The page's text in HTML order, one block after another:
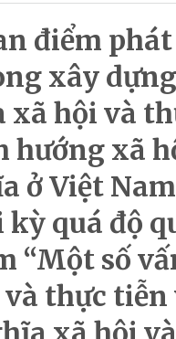
điểm
xây
xã hội và
hướng xã
ở Việt
kỳ quá độ
“Một số
thực tiễn